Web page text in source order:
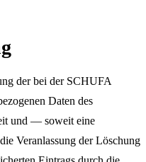
der bei der SCHUFA
Daten des
und — soweit eine
Veranlassung der Löschung